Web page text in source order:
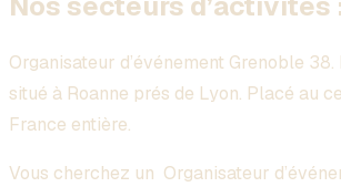
Organisateur d’événement Grenoble 38.
situé à Roanne prés de Lyon. Placé au
France entière.
Vous cherchez un Organisateur